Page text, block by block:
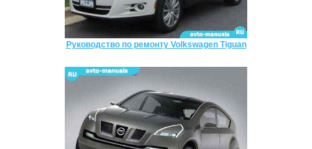
Руководство по ремонту Volkswagen Tiguan